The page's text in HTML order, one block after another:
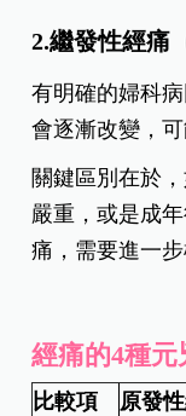
2.繼發性經痛
有明確的婦科
會逐漸改變，
關鍵區別在於
嚴重，或是成
痛，需要進一步
經痛的4種
比較項
原發